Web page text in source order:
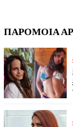
ΠΑΡΟΜΟΙΑ